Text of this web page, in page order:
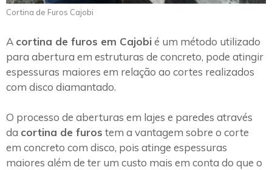
Cortina de Furos Cajobi
A cortina de furos em Cajobi é um método utilizado
para abertura em estruturas de concreto, pode atingir
espessuras maiores em relação ao cortes realizados
com disco diamantado.
O processo de aberturas em lajes e paredes através
da cortina de furos tem a vantagem sobre o corte
em concreto com disco, pois atinge espessuras
maiores além de ter um custo mais em conta do que o